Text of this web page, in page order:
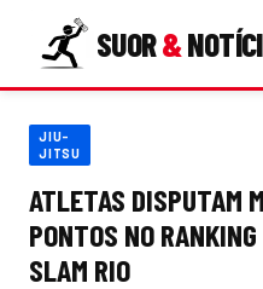
SUOR&
JIU-
JITSU
ATLETAS DISPUTAM
PONTOS NO
SLAM RIO